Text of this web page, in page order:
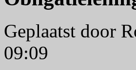
Geplaatst door
09:09